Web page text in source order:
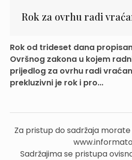
Rok za ovrhu radi
Rok od trideset dana
Ovršnog zakona u kojem
prijedlog za ovrhu radi
prekluzivni je rok i pro...
Za pristup do sadržaja
Sadržajima se pristupa